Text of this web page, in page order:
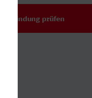
Verbindung prüfen